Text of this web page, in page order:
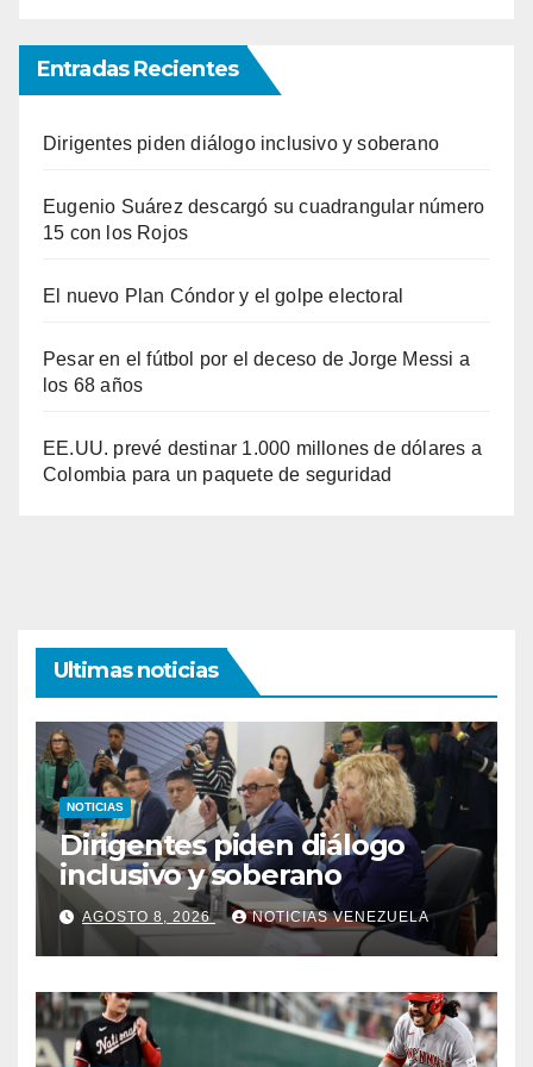
Entradas Recientes
Dirigentes piden diálogo inclusivo y soberano
Eugenio Suárez descargó su cuadrangular número
15 con los Rojos
El nuevo Plan Cóndor y el golpe electoral
Pesar en el fútbol por el deceso de Jorge Messi a
los 68 años
EE.UU. prevé destinar 1.000 millones de dólares a
Colombia para un paquete de seguridad
Ultimas noticias
NOTICIAS
Dirigentes piden diálogo
inclusivo y soberano
AGOSTO 8, 2026 NOTICIAS VENEZUELA